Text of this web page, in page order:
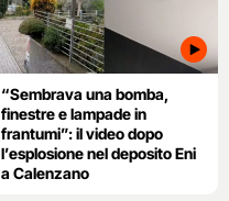
“Sembrava una bomba,
finestre e lampade in
frantumi”: il video dopo
l’esplosione nel deposito Eni
a Calenzano